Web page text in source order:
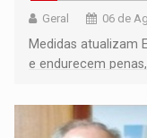
Geral 06 de
Medidas atualizam
e endurecem